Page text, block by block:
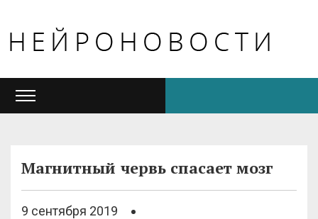
Магнитный червь спасает мозг
9 сентября 2019